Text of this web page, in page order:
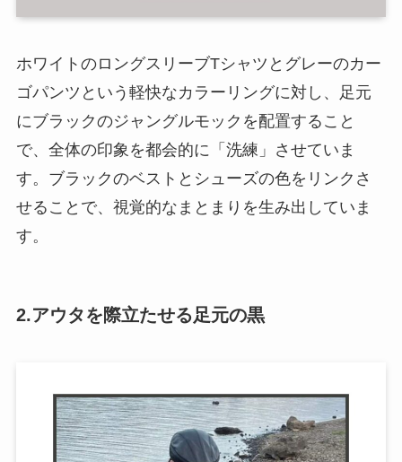
ホワイトのロングスリーブTシャツとグレーのカー
ゴパンツという軽快なカラーリングに対し、足元
にブラックのジャングルモックを配置すること
で、全体の印象を都会的に「洗練」させていま
す。ブラックのベストとシューズの色をリンクさ
せることで、視覚的なまとまりを生み出していま
す。
2.アウタを際立たせる足元の黒